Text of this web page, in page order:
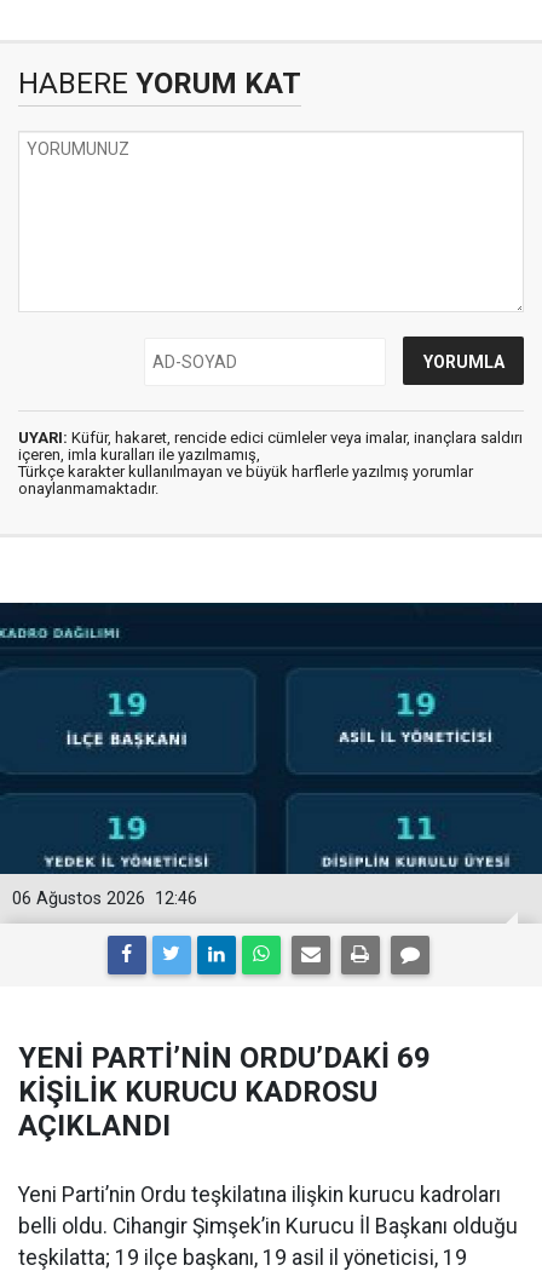
HABERE YORUM KAT
UYARI: Küfür, hakaret, rencide edici cümleler veya imalar, inançlara saldırı
içeren, imla kuralları ile yazılmamış,
Türkçe karakter kullanılmayan ve büyük harflerle yazılmış yorumlar
onaylanmamaktadır.
12:46
06 Ağustos 2026
YENİ PARTİ’NİN ORDU’DAKİ 69
KİŞİLİK KURUCU KADROSU
AÇIKLANDI
Yeni Parti’nin Ordu teşkilatına ilişkin kurucu kadroları
belli oldu. Cihangir Şimşek’in Kurucu İl Başkanı olduğu
teşkilatta; 19 ilçe başkanı, 19 asil il yöneticisi, 19